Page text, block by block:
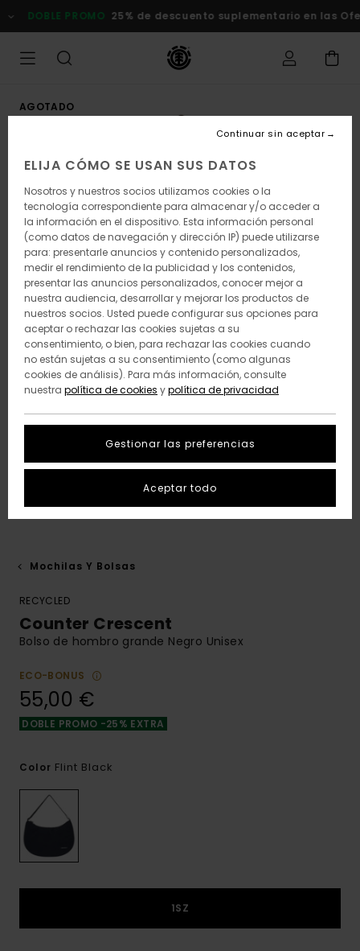
la
DOBLE PROMO 25% de descuento suplementario en las
AGOTADO
Mochilas Y Bolsas
RECYCLED
Counter Crescent
Bolso de hombro grande Negro Unisex
ECO-BONUS
55,00 €
DOBLE PROMO -25% EXTRA
Color Flint Black
1SZ
ELIJA CÓMO SE USAN SUS DATOS
Nosotros y nuestros socios utilizamos cookies o la
tecnología correspondiente para almacenar y/o acceder a
la información en el dispositivo. Esta información personal
(como datos de navegación y dirección IP) puede utilizarse
para: presentarle anuncios y contenido personalizados,
medir el rendimiento de la publicidad y los contenidos,
presentar las anuncios personalizados, conocer mejor a
nuestra audiencia, desarrollar y mejorar los productos de
nuestros socios. Usted puede configurar sus opciones para
aceptar o rechazar las cookies sujetas a su
consentimiento, o bien, para rechazar las cookies cuando
no están sujetas a su consentimiento (como algunas
cookies de análisis). Para más información, consulte
nuestra política de cookies ypolítica de privacidad
Gestionar las preferencias
Continuar sin aceptar
Aceptar todo